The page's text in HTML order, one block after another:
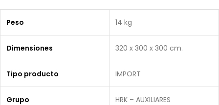
Peso 14 kg
Dimensiones 320 x 300 x 300 cm.
Tipo producto IMPORT
Grupo HRK – AUXILIARES